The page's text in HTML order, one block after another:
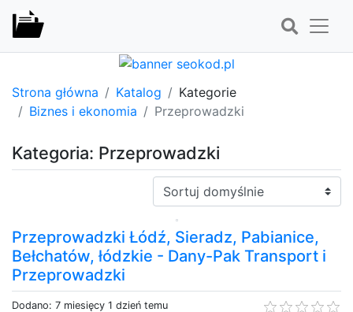
Strona główna Katalog
Kategorie
Biznes i ekonomia
Przeprowadzki
Kategoria: Przeprowadzki
Sortuj:
Przeprowadzki Łódź, Sieradz, Pabianice,
Bełchatów, łódzkie - Dany-Pak Transport i
Przeprowadzki
Dodano: 7 miesięcy 1 dzień temu